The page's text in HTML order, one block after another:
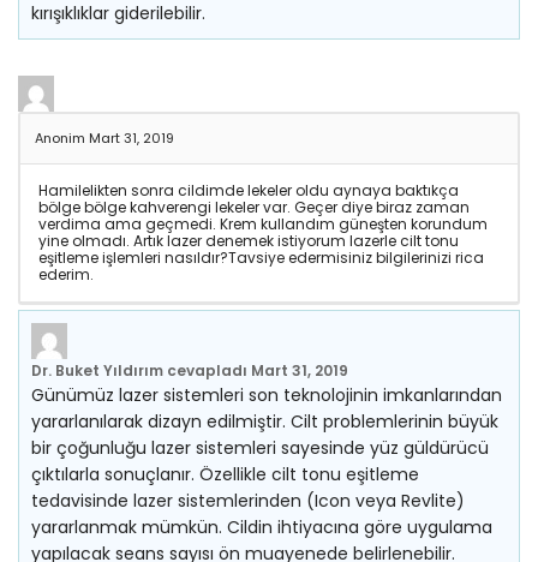
kırışıklıklar giderilebilir.
Anonim Mart 31, 2019
Hamilelikten sonra cildimde lekeler oldu aynaya baktıkça
bölge bölge kahverengi lekeler var. Geçer diye biraz zaman
verdima ama geçmedi. Krem kullandım güneşten korundum
yine olmadı. Artık lazer denemek istiyorum lazerle cilt tonu
eşitleme işlemleri nasıldır?Tavsiye edermisiniz bilgilerinizi rica
ederim.
Dr. Buket Yıldırım cevapladı Mart 31, 2019
Günümüz lazer sistemleri son teknolojinin imkanlarından
yararlanılarak dizayn edilmiştir. Cilt problemlerinin büyük
bir çoğunluğu lazer sistemleri sayesinde yüz güldürücü
çıktılarla sonuçlanır. Özellikle cilt tonu eşitleme
tedavisinde lazer sistemlerinden (Icon veya Revlite)
yararlanmak mümkün. Cildin ihtiyacına göre uygulama
yapılacak seans sayısı ön muayenede belirlenebilir.